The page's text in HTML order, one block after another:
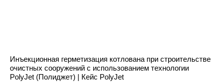
Инъекционная герметизация котлована при строительстве
очистных сооружений с использованием технологии
PolyJet (Полиджет) | Кейс PolyJet